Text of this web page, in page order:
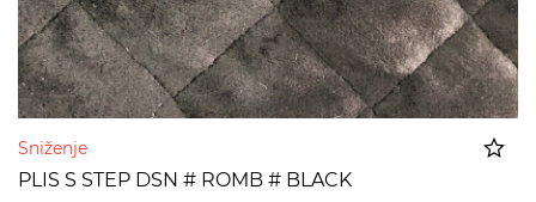
Sniženje
PLIS S STEP DSN # ROMB # BLACK